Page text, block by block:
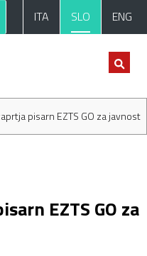
ITA SLO ENG
pisarn EZTS GO za javnost
EZTS GO za